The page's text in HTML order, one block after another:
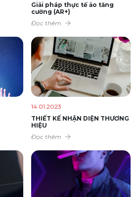
Giải pháp thực tế ảo tăng
cường (AR+)
Đọc thêm
14.01.2023
THIẾT KẾ NHẬN DIỆN THƯƠNG
HIỆU
Đọc thêm